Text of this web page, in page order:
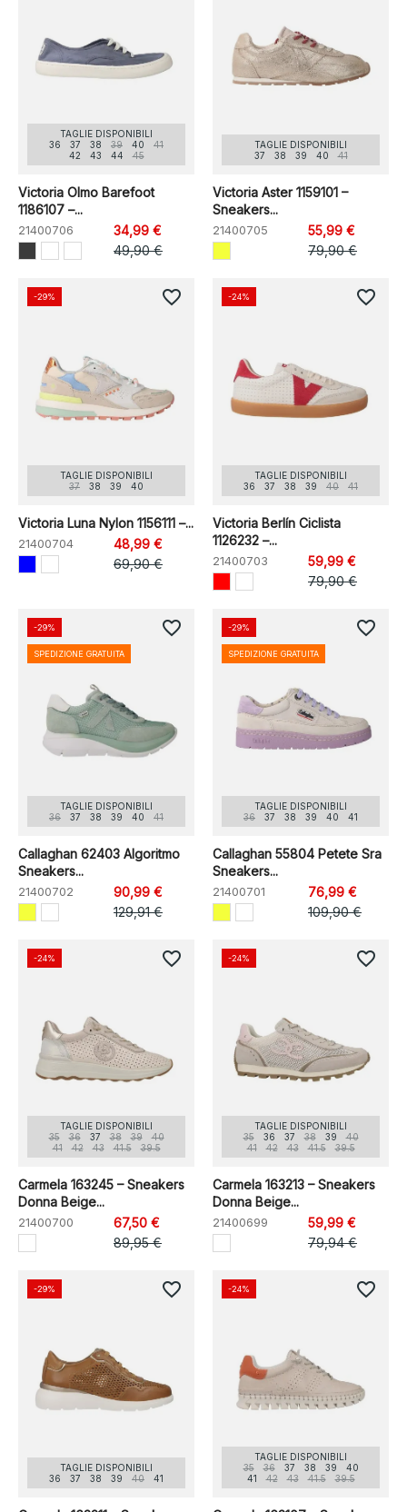
TAGLIE DISPONIBILI
36
37 38 39 40
41
42
43 44 45
Victoria Olmo Barefoot
1186107 –...
21400706
34,99 €
49,90 €
TAGLIE DISPONIBILI
37
38 39 40 41
Victoria Aster 1159101 –
Sneakers...
21400705
55,99 €
79,90 €
TAGLIE DISPONIBILI
37
38 39 40
Victoria Luna Nylon 1156111 –...
21400704
48,99 €
69,90 €
-29% favorite_border
TAGLIE DISPONIBILI
36
37 38 39 40 41
Victoria Berlín Ciclista
1126232 –...
21400703
59,99 €
79,90 €
-24% favorite_border
TAGLIE DISPONIBILI
36
37 38 39 40 41
Callaghan 62403 Algoritmo
Sneakers...
21400702
90,99 €
129,91 €
-29%
SPEDIZIONE GRATUITA
favorite_border
TAGLIE DISPONIBILI
36
37 38 39 40 41
Callaghan 55804 Petete Sra
Sneakers...
21400701
76,99 €
109,90 €
-29%
SPEDIZIONE GRATUITA
favorite_border
TAGLIE DISPONIBILI
35
36 37 38 39
40
41
42 43 41.5 39.5
Carmela 163245 – Sneakers
Donna Beige...
21400700
67,50 €
89,95 €
-24% favorite_border
TAGLIE DISPONIBILI
35
36 37 38 39
40
41
42 43 41.5 39.5
Carmela 163213 – Sneakers
Donna Beige...
21400699
59,99 €
79,94 €
-24% favorite_border
TAGLIE DISPONIBILI
36
37 38 39 40 41
-29% favorite_border
TAGLIE DISPONIBILI
35
36 37 38 39
40
41
42 43 41.5 39.5
-24% favorite_border